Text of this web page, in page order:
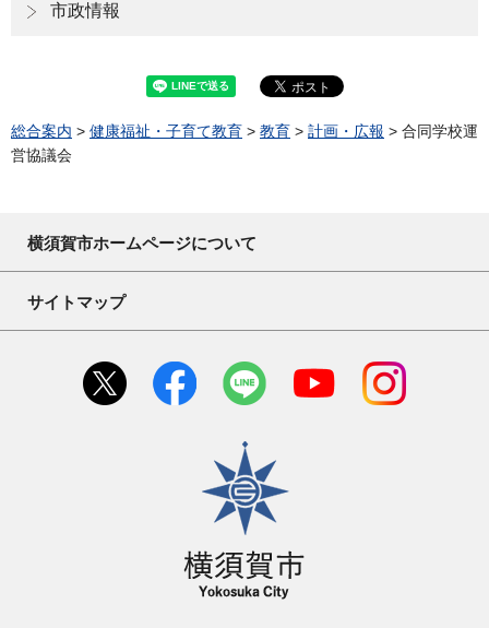
市政情報
総合案内 > 健康福祉・子育て教育 > 教育 > 計画・広報 > 合同学校運
営協議会
横須賀市ホームページについて
サイトマップ
横須賀市